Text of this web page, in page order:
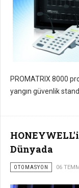
PROMATRIX 8000
yangın güvenlik
Dünyada
OTOMASYON 06